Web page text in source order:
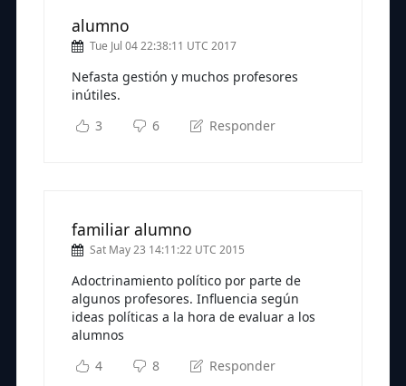
alumno
Tue Jul 04 22:38:11 UTC 2017
Nefasta gestión y muchos profesores
inútiles.
3
6 Responder
familiar alumno
Sat May 23 14:11:22 UTC 2015
Adoctrinamiento político por parte de
algunos profesores. Influencia según
ideas políticas a la hora de evaluar a los
alumnos
4
8 Responder